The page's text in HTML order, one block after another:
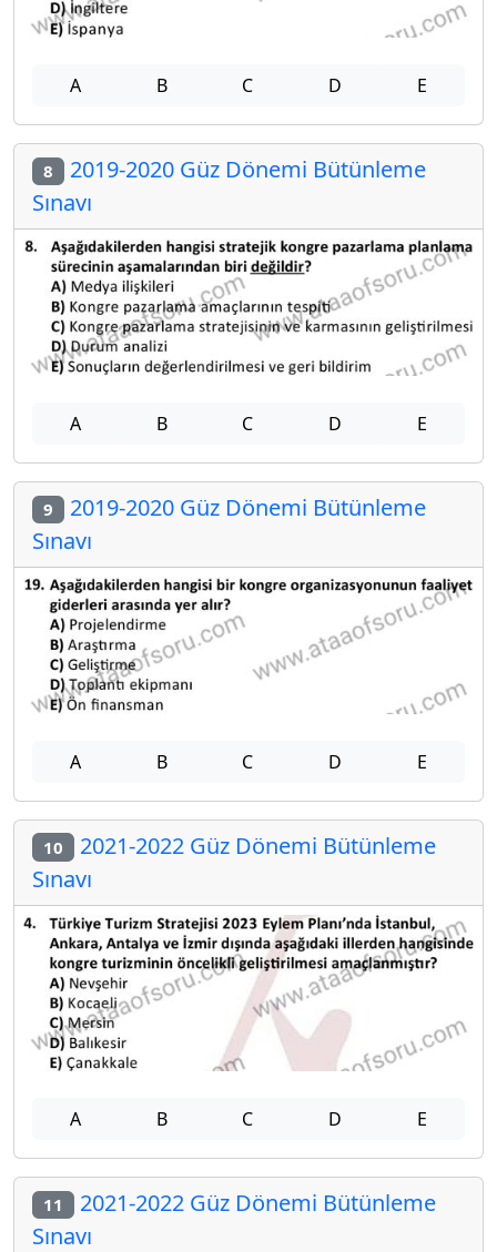
A B C D E
8 2019-2020 Güz Dönemi Bütünleme
Sınavı
A B C D E
9 2019-2020 Güz Dönemi Bütünleme
Sınavı
A B C D E
10 2021-2022 Güz Dönemi Bütünleme
Sınavı
A B C D E
11 2021-2022 Güz Dönemi Bütünleme
Sınavı